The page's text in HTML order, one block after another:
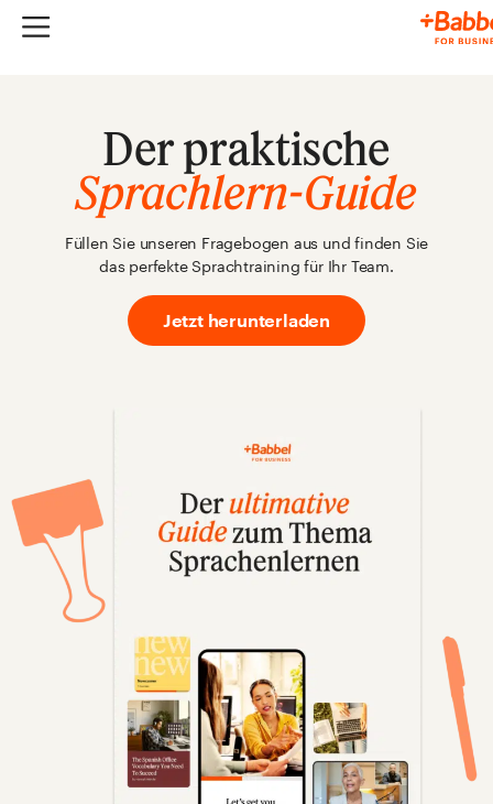
Der praktische
Sprachlern-Guide
Füllen Sie unseren Fragebogen aus und finden Sie
das perfekte Sprachtraining für Ihr Team.
Jetzt herunterladen